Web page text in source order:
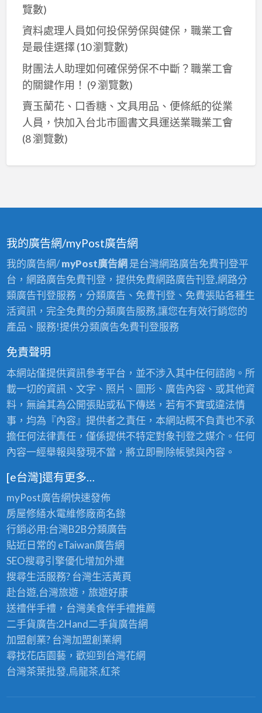
覽數)
資料處理人員如何投保勞保與健保，職業工會
是最佳選擇(10 瀏覽數)
財團法人助理如何確保勞保不中斷？職業工會
的關鍵作用！ (9 瀏覽數)
賣玉蘭花、口香糖、文具用品、便條紙的從業
人員，快加入台北市圖書文具運送業職業工會
(8 瀏覽數)
我的廣告網/myPost廣告網
我的廣告網/myPost廣告網 是台灣網路廣告免費刊登平
台，網路廣告免費刊登，提供免費網路廣告刊登,網路分
類廣告刊登服務，分類廣告、免費刊登、免費張貼各種生
活資訊，完全免費的分類廣告服務,讓您在有效行銷您的
產品、服務!提供分類廣告免費刊登服務
免責聲明
本網站僅提供資訊參考平台，並不涉入其中任何諮詢。所
載一切的資訊、文字、照片、圖形、廣告內容、或其他資
料，無論其為公開張貼或私下傳送，若有不實或違法情
事，均為『內容』提供者之責任，本網站概不負責也不承
擔任何法律責任，僅係提供不特定對象刊登之媒介。任何
內容一經舉報與發現不當，將立即刪除帳號與內容。
[e台灣]還有更多…
myPost廣告網快速發佈
房屋修繕水電維修廠商名錄
行銷必用:台灣B2B分類廣告
貼近日常的 eTaiwan廣告網
SEO搜尋引擎優化增加外連
搜尋生活服務? 台灣生活黃頁
赴台遊,台灣旅遊，旅遊好康
送禮伴手禮，台灣美食伴手禮推薦
二手貨廣告:2Hand二手貨廣告網
加盟創業? 台灣加盟創業網
尋找花店園藝，歡迎到 台灣花網
台灣茶葉批發,烏龍茶,紅茶